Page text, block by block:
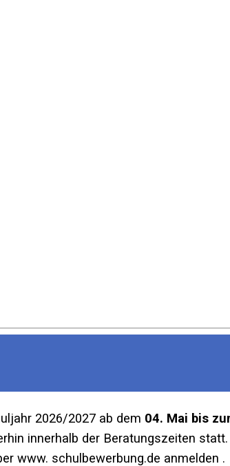
2026/2027 ab dem 04. Mai bis
innerhalb der Beratungszeiten statt.
www. schulbewerbung.de anmelden .